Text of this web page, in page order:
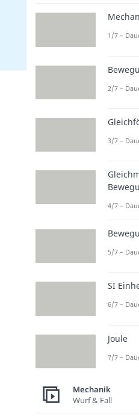
1/7 –
2/7 –
3/7 –
4/7 –
5/7 –
SI
6/7 –
Joule
7/7 –
Mechanik
Wurf & Fall